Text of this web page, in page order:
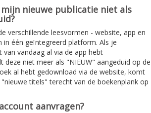
nieuwe publicatie niet als
verschillende leesvormen - website, app en
in één geïntegreerd platform. Als je
vandaag al via de app hebt
deze niet meer als "NIEUW" aangeduid op de
al hebt gedownload via de website, komt
titels" terecht van de boekenplank op
aanvragen?